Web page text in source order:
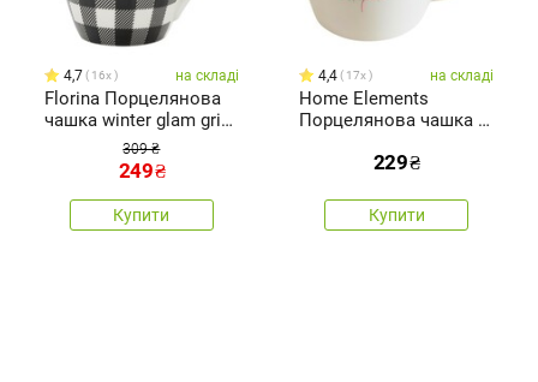
4,7 16x на складі
Florina Порцелянова
чашка winter glam grid,
309 ₴
249₴
Купити
4,4 17x на складі
Home Elements
Порцелянова чашка з
Ліс 300 мл у
упаковці
229₴
Купити